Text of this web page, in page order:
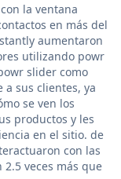
la ventana
en más del
aumentaron
utilizando powr
slider como
sus clientes, ya
se ven los
productos y les
en el sitio. de
con las
veces más que